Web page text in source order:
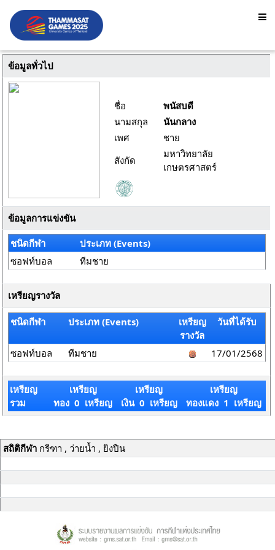
ข้อมูลทั่วไป
ชื่อ
พนัสบดี
นามสกุล
นันกลาง
เพศ
ชาย
สังกัด
มหาวิทยาลัย
เกษตรศาสตร์
ข้อมูลการแข่งขัน
ชนิดกีฬา
ประเภท (Events)
ซอฟท์บอล
ทีมชาย
เหรียญรางวัล
ชนิดกีฬา ประเภท (Events)
เหรียญ
รางวัล
วันที่ได้รับ
ซอฟท์บอล ทีมชาย 17/01/2568
เหรียญ
รวม
เหรียญ
ทอง 0 เหรียญ
เหรียญ
เงิน 0 เหรียญ
เหรียญ
ทองแดง 1 เหรียญ
สถิติกีฬากรีฑา , ว่ายน้ำ , ยิงปืน